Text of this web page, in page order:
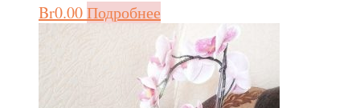
Br0.00Подробнее